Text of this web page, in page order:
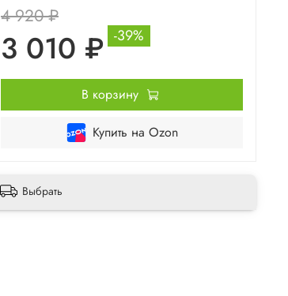
4 920 ₽
3 010 ₽ -39%
В корзину
Купить на Ozon
Выбрать